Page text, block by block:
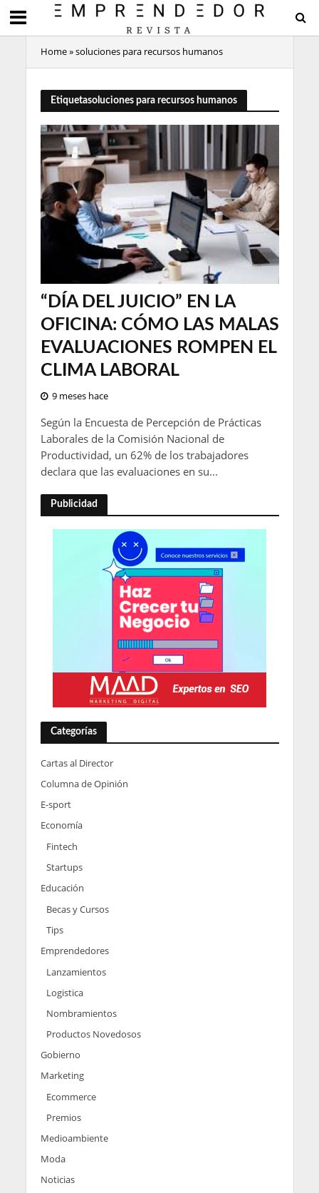
Home»soluciones para recursos humanos
Etiquetasoluciones para recursos humanos
“DÍA DEL JUICIO” EN LA
OFICINA: CÓMO LAS MALAS
EVALUACIONES ROMPEN EL
CLIMA LABORAL
9 meses hace
Según la Encuesta de Percepción de Prácticas
Laborales de la Comisión Nacional de
Productividad, un 62% de los trabajadores
declara que las evaluaciones en su...
Publicidad
Categorías
Cartas al Director
Columna de Opinión
E-sport
Economía
Fintech
Startups
Educación
Becas y Cursos
Tips
Emprendedores
Lanzamientos
Logistica
Nombramientos
Productos Novedosos
Gobierno
Marketing
Ecommerce
Premios
Medioambiente
Moda
Noticias